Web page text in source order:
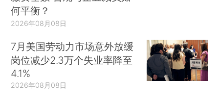
何平衡？
2026年08月08日
7月美国劳动力市场意外放缓
岗位减少2.3万个失业率降至
4.1%
2026年08月08日